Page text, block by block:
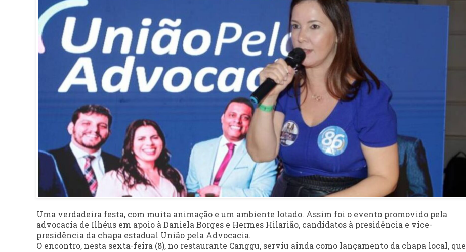
Uma verdadeira festa, com muita animação e um ambiente lotado. Assim foi o evento promovido pela
advocacia de Ilhéus em apoio à Daniela Borges e Hermes Hilarião, candidatos à presidência e vice-
presidência da chapa estadual União pela Advocacia.
O encontro, nesta sexta-feira (8), no restaurante Canggu, serviu ainda como lançamento da chapa local, que